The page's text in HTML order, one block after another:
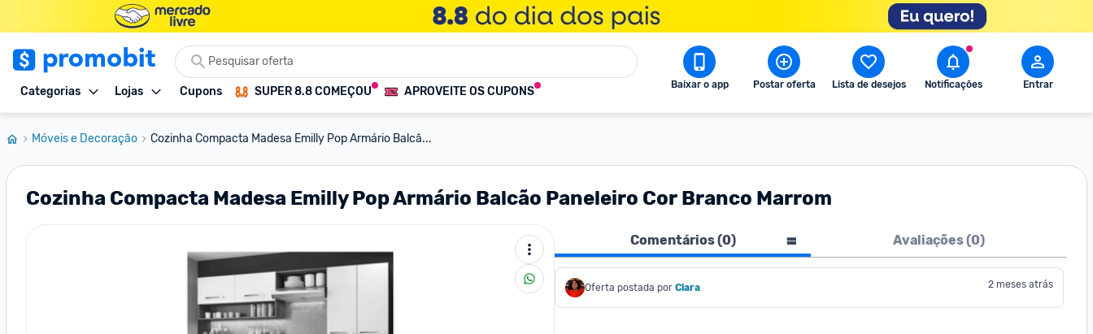
Categorias Lojas Cupons SUPER 8.8 COMEÇOU APROVEITE OS CUPONS Baixar o app Postar oferta Lista de desejos Notificações Entrar
Móveis e Decoração Cozinha Compacta Madesa Emilly Pop Armário Balcã...
Cozinha Compacta Madesa Emilly Pop Armário Balcão Paneleiro Cor Branco Marrom
Comentários (0) Avaliações (0)
Oferta postada por Clara 2 meses atrás